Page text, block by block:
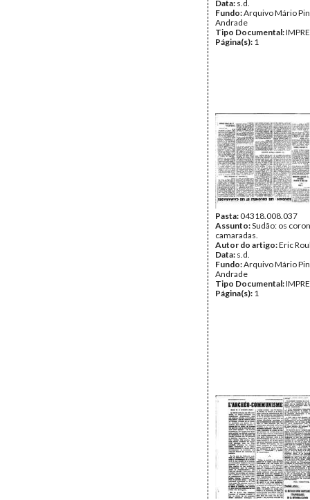
Data: s.d.
Fundo:Arquivo Mário
Andrade
Tipo Documental:
Página(s): 1
Pasta:04318.008.037
Assunto:Sudão: os
camaradas.
Autor do artigo:Eric
Data: s.d.
Fundo:Arquivo Mário
Andrade
Tipo Documental:
Página(s): 1